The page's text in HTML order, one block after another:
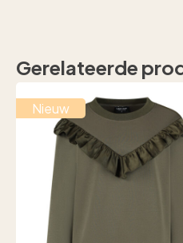
Gerelateerde
Nieuw